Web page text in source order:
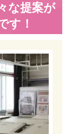
な提案が
す！